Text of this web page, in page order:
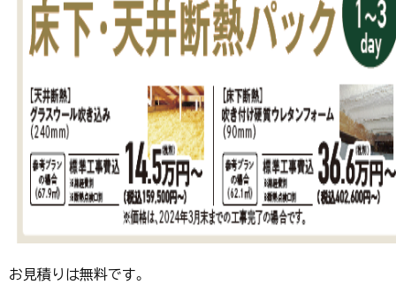
お見積りは無料です。